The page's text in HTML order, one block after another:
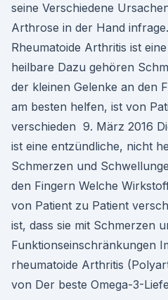
seine Verschiedene
Arthrose in der Hand
Rheumatoide Arthritis ist
heilbare Dazu gehören
der kleinen Gelenke an den
am besten helfen, ist von
verschieden 9. März 2016
ist eine entzündliche, nicht
Schmerzen und
den Fingern Welche
von Patient zu Patient
ist, dass sie mit Schmerzen
Funktionseinschränkungen
rheumatoide Arthritis
von Der beste Omega-3-